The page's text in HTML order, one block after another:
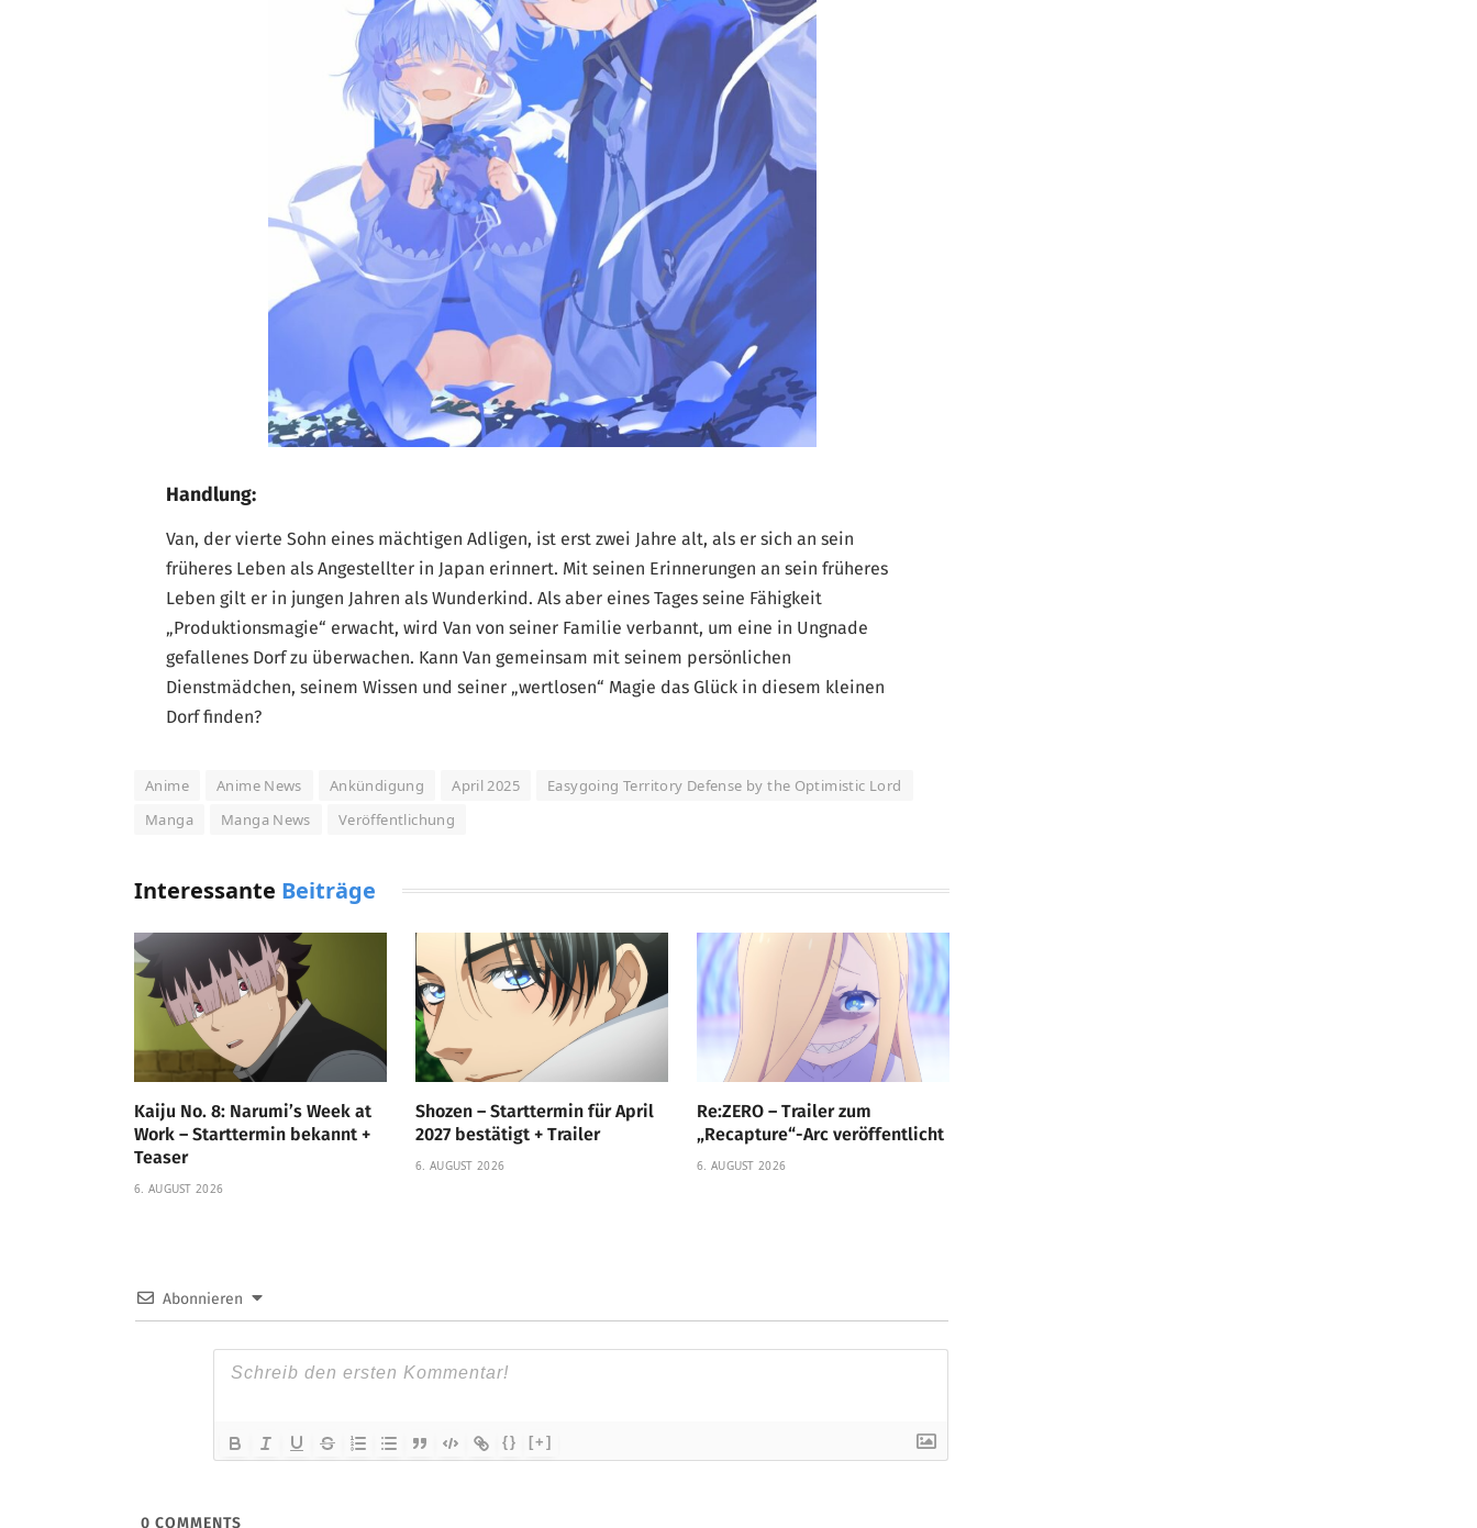
Handlung:
Van, der vierte Sohn eines mächtigen Adligen, ist erst zwei Jahre alt, als er sich an sein
früheres Leben als Angestellter in Japan erinnert. Mit seinen Erinnerungen an sein früheres
Leben gilt er in jungen Jahren als Wunderkind. Als aber eines Tages seine Fähigkeit
„Produktionsmagie“ erwacht, wird Van von seiner Familie verbannt, um eine in Ungnade
gefallenes Dorf zu überwachen. Kann Van gemeinsam mit seinem persönlichen
Dienstmädchen, seinem Wissen und seiner „wertlosen“ Magie das Glück in diesem kleinen
Dorf finden?
Anime Anime News Ankündigung April 2025
Easygoing Territory Defense by the Optimistic Lord
Manga
Manga News Veröffentlichung
Interessante Beiträge
Kaiju No. 8: Narumi’s Week at
Work – Starttermin bekannt +
Teaser
6. AUGUST 2026
Shozen – Starttermin für April
2027 bestätigt + Trailer
6. AUGUST 2026
Re:ZERO – Trailer zum
„Recapture“-Arc veröffentlicht
6. AUGUST 2026
Abonnieren
{} [+]
0 COMMENTS